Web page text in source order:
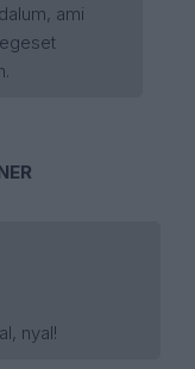
ami
nyal!